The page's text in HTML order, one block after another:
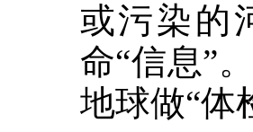
或污染的
命“信息”
地球做“体